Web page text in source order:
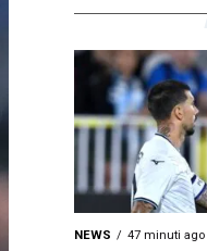
NEWS 47 minuti ago